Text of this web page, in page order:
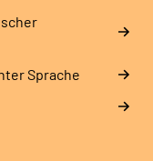
Sprache